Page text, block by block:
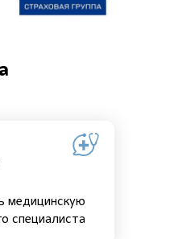
медицинскую
специалиста